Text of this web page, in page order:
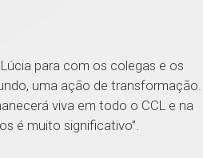
para com os colegas e os
uma ação de transformação.
viva em todo o CCL e na
é muito significativo”.